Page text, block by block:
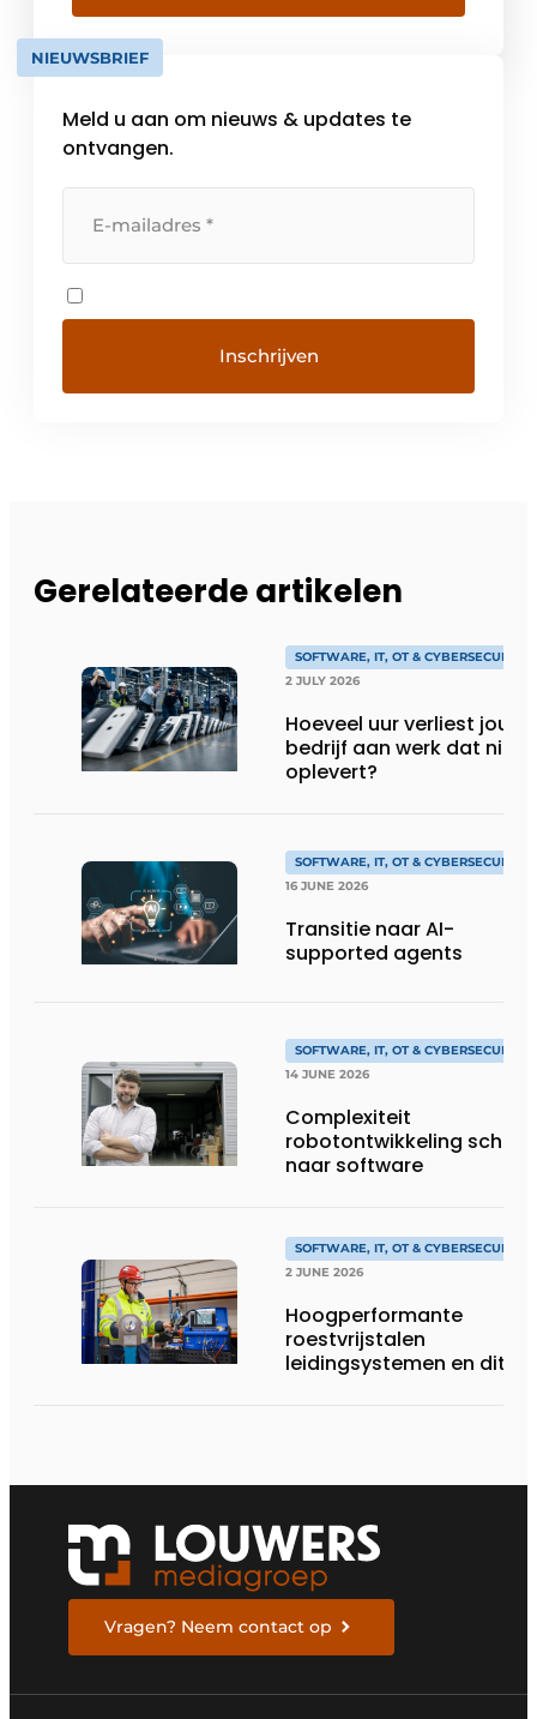
the time to create intelligence with lasting
[…]
NIEUWSBRIEF
Meld u aan om nieuws & updates te
ontvangen.
Gerelateerde artikelen
SOFTWARE, IT, OT & CYBERSECURITY
2 JULY 2026
Hoeveel uur verliest jouw
bedrijf aan werk dat niks
oplevert?
SOFTWARE, IT, OT & CYBERSECURITY
16 JUNE 2026
Transitie naar AI-
supported agents
SOFTWARE, IT, OT & CYBERSECURITY
14 JUNE 2026
Complexiteit
robotontwikkeling schuift
naar software
SOFTWARE, IT, OT & CYBERSECURITY
2 JUNE 2026
Hoogperformante
roestvrijstalen
leidingsystemen en dito
Vragen? Neem contact op